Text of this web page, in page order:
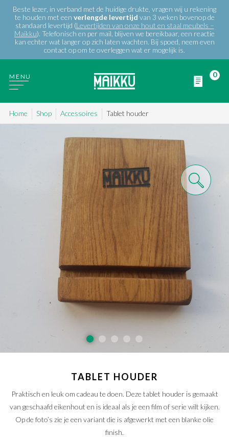
Beste lezer, in verband met de huidige drukte, vragen wij u rekening
te houden met een verlengde levertijd van 3 weken bovenop de
standaard levertijd (Levertijden van onze hout en staal meubels –
Maikku). Telefonisch en per mail, blijven we bereikbaar, een reactie
kan echter wat langer op zich laten wachten. Bij spoed, neem even
contact op om te overleggen wat er mogelijk is.
MENU 0
WIE ZIJN WIJ
PRODUCTEN
PROJECTEN
BLOG
SAMPLE SALE
Maatwerk aanvragen
Levering en Retour
Levertijden
Contact
Home Shop Accessoires Tablet houder
TABLET HOUDER
Praktisch en leuk om cadeau te doen. Deze tablet houder is gemaakt
van geschaafd eikenhout en is ideaal als je een film of serie wilt kijken.
Op de foto’s zie je een variant die is afgewerkt met een blanke olie
finish.